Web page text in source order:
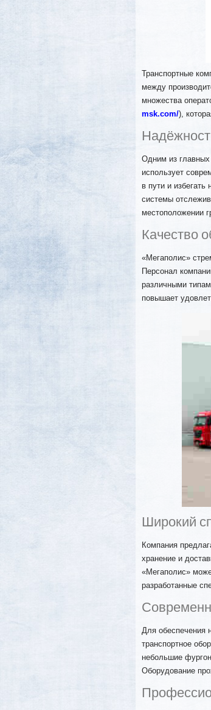
Транспортные
между
множества
msk.com/),
Одним из главных
использует
в пути и
системы
местоположении
Качество
«Мегаполис»
Персонал
различными
повышает
Широкий
Компания
хранение и
«Мегаполис»
разработанные
Для обеспечения
транспортное
небольшие
Оборудование